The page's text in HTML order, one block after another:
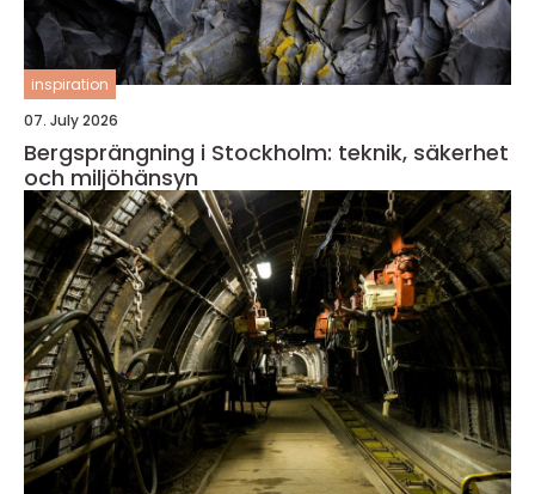
inspiration
07. July 2026
Bergsprängning i Stockholm: teknik, säkerhet
och miljöhänsyn